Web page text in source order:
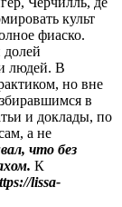
культ
фиаско.
людей. В
но вне
в
и доклады, по
а не
что без
К
lissa-